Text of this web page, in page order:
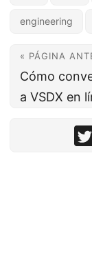
engineering
« PÁGINA
Cómo
a VSDX en